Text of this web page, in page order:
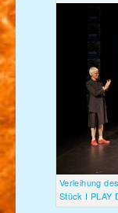
Verleihung
Stück I PLAY